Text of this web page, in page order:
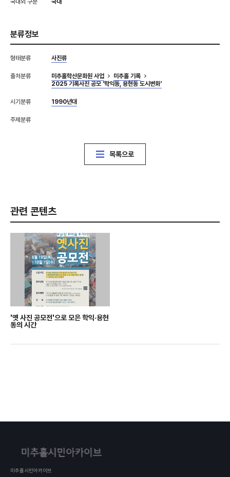
국내외 구분 국내
분류정보
형태분류 사진류
출처분류 미추홀학산문화원 사업
미추홀 기록
2025 기록사진 공모 '학익동, 용현동 도시변화'
시기분류 1990년대
주제분류
목록으로
관련 콘텐츠
'옛 사진 공모전'으로 모은 학익·용현
동의 시간
미추홀시민아카이브